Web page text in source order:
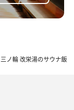
三ノ輪 改栄湯のサウナ飯